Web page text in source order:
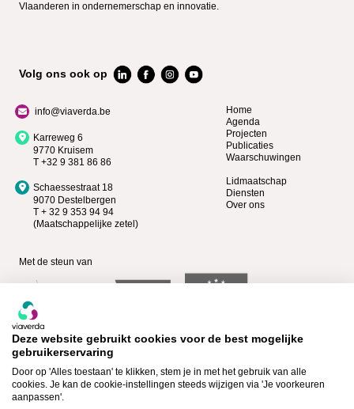
Vlaanderen in ondernemerschap en innovatie.
Volg ons ook op
info@viaverda.be
Karreweg 6
9770 Kruisem
T +32 9 381 86 86
Schaessestraat 18
9070 Destelbergen
T + 32 9 353 94 94
(Maatschappelijke zetel)
Home
Agenda
Projecten
Publicaties
Waarschuwingen
Lidmaatschap
Diensten
Over ons
Met de steun van
Bekijk wie Premium lid is >
Deze website gebruikt cookies voor de best mogelijke
gebruikerservaring
Door op 'Alles toestaan' te klikken, stem je in met het gebruik van alle
cookies. Je kan de cookie-instellingen steeds wijzigen via 'Je voorkeuren
aanpassen'.